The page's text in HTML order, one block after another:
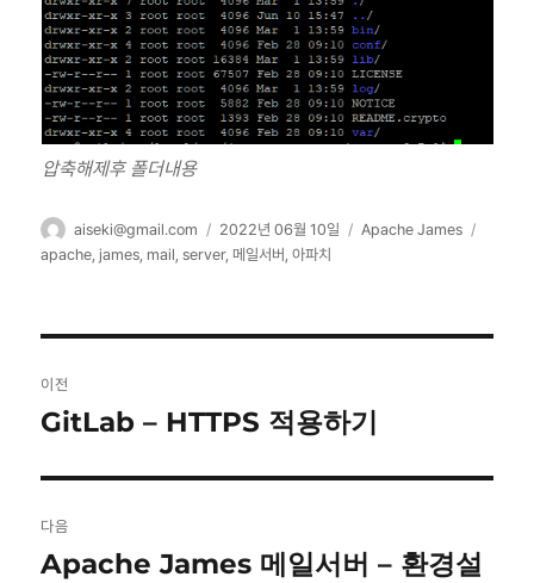
압축해제후 폴더내용
글
쓴
aiseki@gmail.com
작
성
2022년 06월 10일
카
Apache James
apache,james, mail,server, 메일서버 ,아파치
탐
이전
이
글:
GitLab – HTTPS 적용하기
다음
다
Apache James 메일서버 – 환경설